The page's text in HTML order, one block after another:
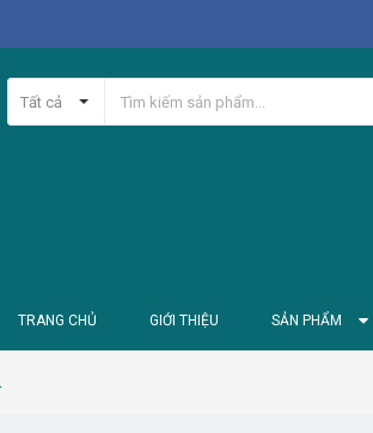
Tất cả
TRANG CHỦ GIỚI THIỆU SẢN PHẨM